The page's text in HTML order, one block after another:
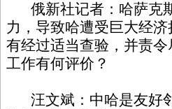
俄新社记者：哈萨克
力，导致哈遭受巨大经
有经过适当查验，并责
工作有何评价？
汪文斌：中哈是友好